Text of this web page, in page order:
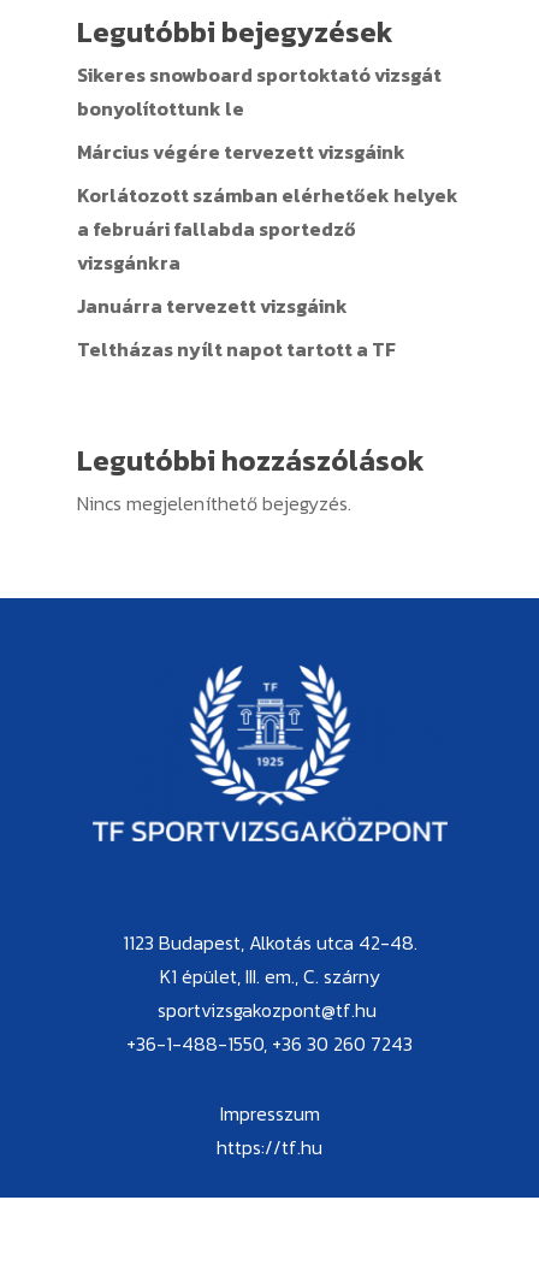
Legutóbbi bejegyzések
Sikeres snowboard sportoktató vizsgát
bonyolítottunk le
Március végére tervezett vizsgáink
Korlátozott számban elérhetőek helyek
a februári fallabda sportedző
vizsgánkra
Januárra tervezett vizsgáink
Teltházas nyílt napot tartott a TF
Legutóbbi hozzászólások
Nincs megjeleníthető bejegyzés.
1123 Budapest, Alkotás utca 42-48.
K1 épület, III. em., C. szárny
sportvizsgakozpont@tf.hu
+36-1-488-1550, +36 30 260 7243
Impresszum
https://tf.hu